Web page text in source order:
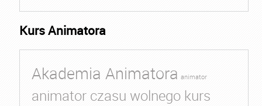
Kurs Animatora
Akademia Animatora animator
animator czasu wolnego kurs